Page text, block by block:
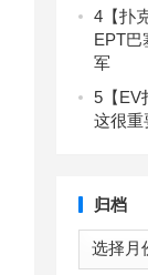
4 【扑
EPT巴
军
5 【
这很重
归档
归